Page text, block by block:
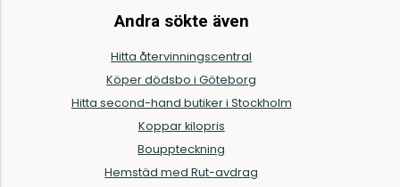
Andra sökte även
Hitta återvinningscentral
Köper dödsbo i Göteborg
Hitta second-hand butiker i Stockholm
Koppar kilopris
Bouppteckning
Hemstäd med Rut-avdrag